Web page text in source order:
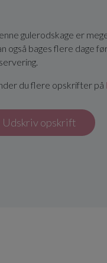
gulerodskage er
også bages flere dage
du flere opskrifter på
Udskriv opskrift